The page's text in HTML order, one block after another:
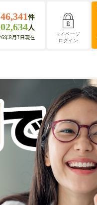
件
人
年8月7日現在
マイページ
ログイン